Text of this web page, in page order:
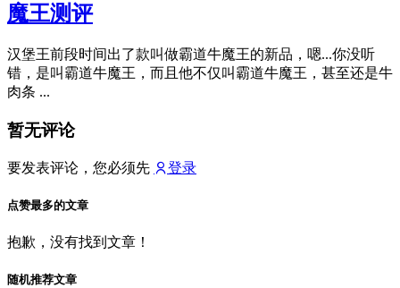
魔王测评
汉堡王前段时间出了款叫做霸道牛魔王的新品，嗯...你没听
错，是叫霸道牛魔王，而且他不仅叫霸道牛魔王，甚至还是牛
肉条 ...
暂无评论
要发表评论，您必须先 登录
点赞最多的文章
抱歉，没有找到文章！
随机推荐文章